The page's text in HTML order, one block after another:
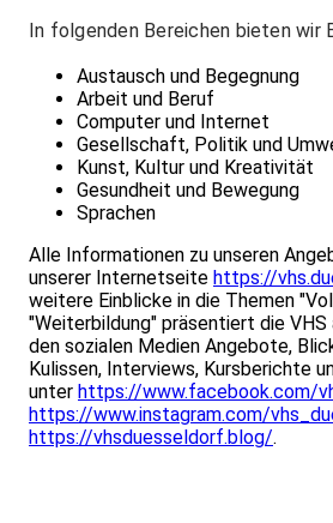
In folgenden Bereichen bieten wir
Austausch und Begegnung
Arbeit und Beruf
Computer und Internet
Gesellschaft, Politik und
Kunst, Kultur und Kreativität
Gesundheit und Bewegung
Sprachen
Alle Informationen zu unseren
unserer Internetseite https://
weitere Einblicke in die Themen
"Weiterbildung" präsentiert die VHS
den sozialen Medien Angebote,
Kulissen, Interviews, Kursberichte
unter https://www.facebook.com/
https://www.instagram.com/
https://vhsduesseldorf.blog/.